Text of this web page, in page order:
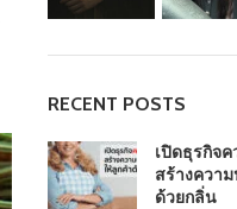
RECENT POSTS
เปิดธุรกิจ
สร้างควา
ด้วยกลิ่น